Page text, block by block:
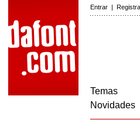
Entrar |
Temas
Novidades